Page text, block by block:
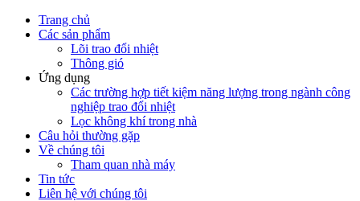
Trang chủ
Các sản phẩm
Lõi trao đổi nhiệt
Thông gió
Ứng dụng
Các trường hợp tiết kiệm năng lượng trong ngành công
nghiệp trao đổi nhiệt
Lọc không khí trong nhà
Câu hỏi thường gặp
Về chúng tôi
Tham quan nhà máy
Tin tức
Liên hệ với chúng tôi